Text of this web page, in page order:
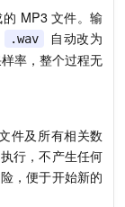
MP3 文件。输
.wav 自动改为
率，整个过程无
件及所有相关数
行，不产生任何
，便于开始新的